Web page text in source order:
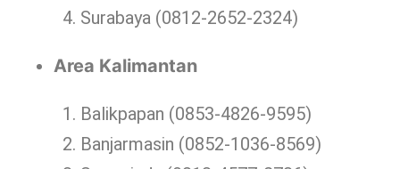
Surabaya (0812-2652-2324)
Area Kalimantan
Balikpapan (0853-4826-9595)
Banjarmasin (0852-1036-8569)